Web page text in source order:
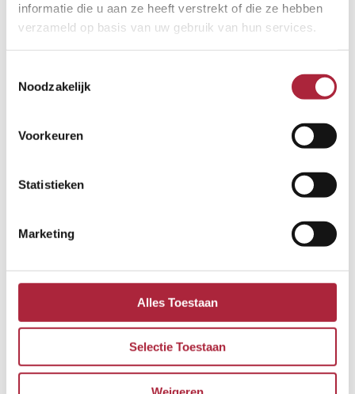
informatie die u aan ze heeft verstrekt of die ze hebben
verzameld op basis van uw gebruik van hun services.
Noodzakelijk
Voorkeuren
Statistieken
Marketing
Alles Toestaan
Selectie Toestaan